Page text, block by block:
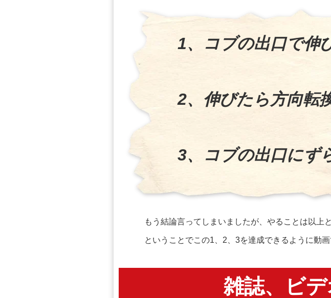
1、コブの出口で伸
2、伸びたら方向転
3、コブの出口にず
もう結論言ってしまいましたが、やることは以上
ということでこの1、2、3を達成できるように動
雑誌、ビ